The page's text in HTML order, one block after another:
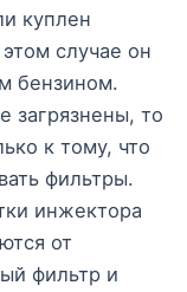
куплен
случае он
бензином.
загрязнены, то
к тому, что
фильтры.
инжектора
от
фильтр и